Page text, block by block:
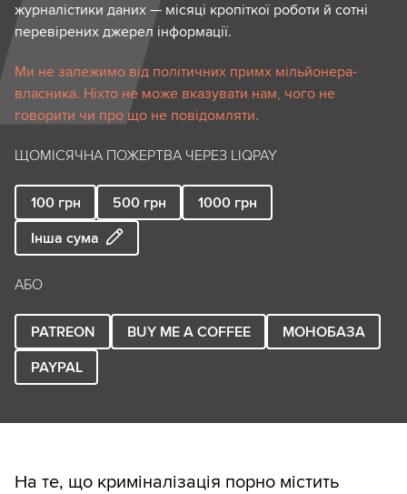
журналістики даних — місяці кропіткої роботи й сотні
перевірених джерел інформації.
Ми не залежимо від політичних примх мільйонера-
власника. Ніхто не може вказувати нам, чого не
говорити чи про що не повідомляти.
ЩОМІСЯЧНА ПОЖЕРТВА ЧЕРЕЗ LIQPAY
100 грн 500 грн 1000 грн
Інша сума
АБО
PATREON BUY ME A COFFEE
МОНОБАЗА
PAYPAL
На те, що криміналізація порно містить